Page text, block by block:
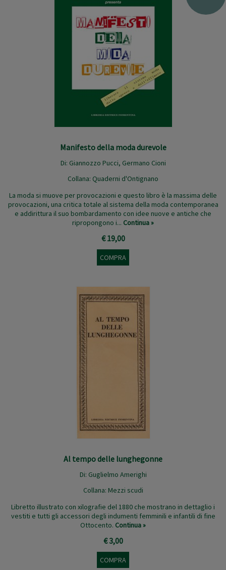
Manifesto della moda durevole
Di: Giannozzo Pucci, Germano Cioni
Collana: Quaderni d'Ontignano
La moda si muove per provocazioni e questo libro è la massima delle
provocazioni, una critica totale al sistema della moda contemporanea
e addirittura il suo bombardamento con idee nuove e antiche che
ripropongono i... Continua »
€ 19,00
COMPRA
Al tempo delle lunghegonne
Di: Guglielmo Amerighi
Collana: Mezzi scudi
Libretto illustrato con xilografie del 1880 che mostrano in dettaglio i
vestiti e tutti gli accessori degli indumenti femminili e infantili di fine
Ottocento. Continua »
€ 3,00
COMPRA